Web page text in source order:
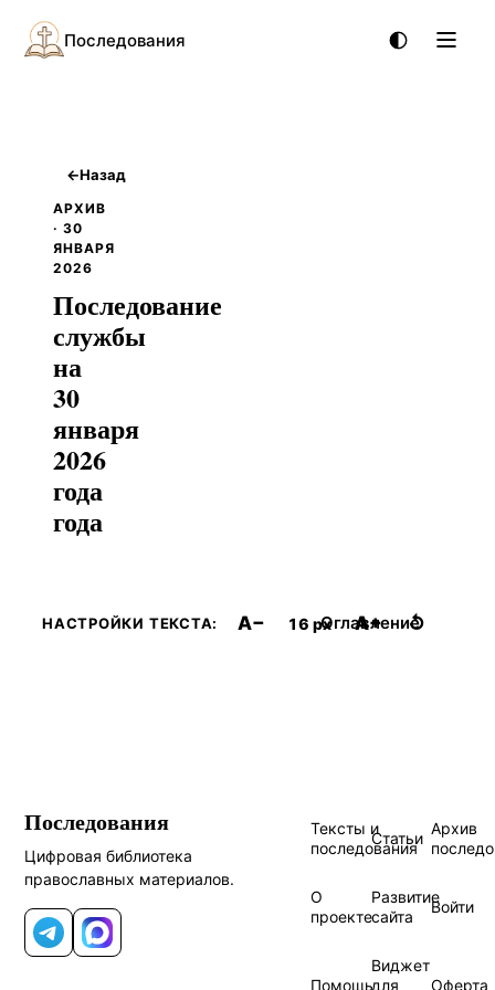
Последования
←Назад
АРХИВ
· 30
ЯНВАРЯ
2026
Последование
службы
на
30
января
2026
года
года
НАСТРОЙКИ ТЕКСТА: A− 16 px A+ ↺
Оглавление
Последования
Цифровая библиотека
православных материалов.
Telegram
MAX
Тексты и
последования
Статьи
Архив
О
проекте
Развитие
сайта
Войти
Помощь
Виджет
для
Оферта